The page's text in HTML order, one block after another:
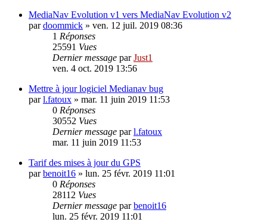
MediaNav Evolution v1 vers MediaNav Evolution v2
pardoommick » ven. 12 juil. 2019 08:36
1 Réponses
25591 Vues
Dernier message parJust1
ven. 4 oct. 2019 13:56
Mettre à jour logiciel Medianav bug
parl.fatoux » mar. 11 juin 2019 11:53
0 Réponses
30552 Vues
Dernier message parl.fatoux
mar. 11 juin 2019 11:53
Tarif des mises à jour du GPS
parbenoit16 » lun. 25 févr. 2019 11:01
0 Réponses
28112 Vues
Dernier message parbenoit16
lun. 25 févr. 2019 11:01